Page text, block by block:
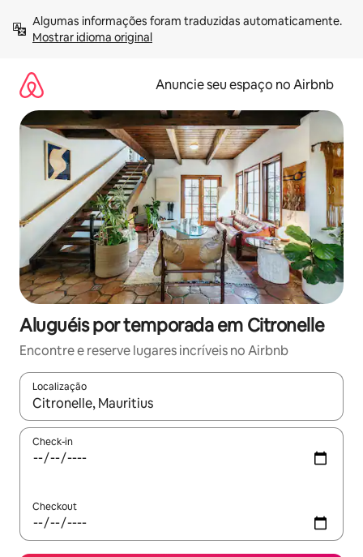
para
Mostrar idioma original
Anuncie seu espaço no Airbnb
Aluguéis por temporada em Citronelle
Encontre e reserve lugares incríveis no Airbnb
Localização
Quando os resultados estiverem disponíveis, explore-os
Check-in
Checkout